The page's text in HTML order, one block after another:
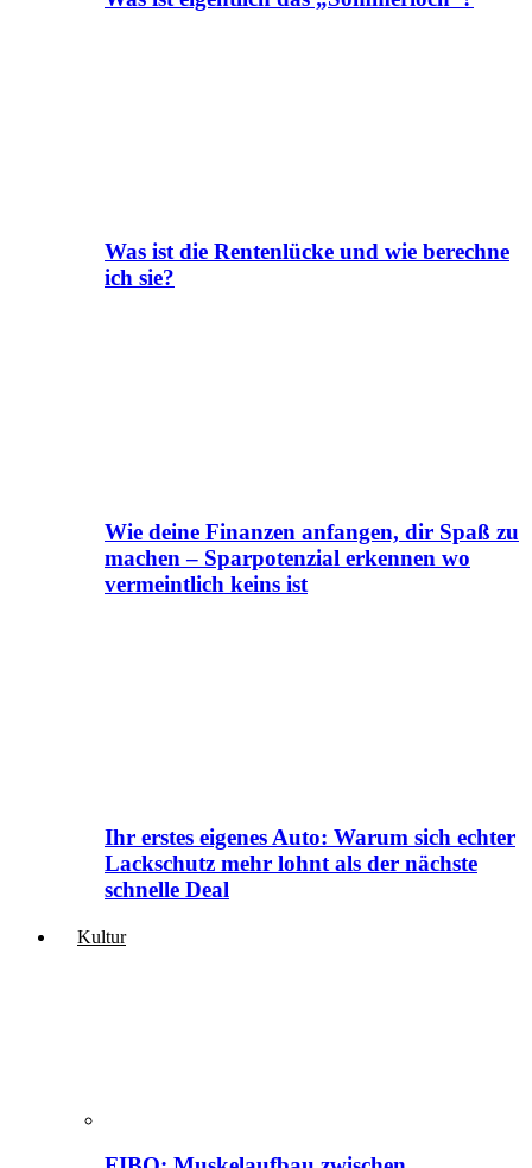
Was ist die Rentenlücke und wie berechne
ich sie?
Wie deine Finanzen anfangen, dir Spaß zu
machen – Sparpotenzial erkennen wo
vermeintlich keins ist
Ihr erstes eigenes Auto: Warum sich echter
Lackschutz mehr lohnt als der nächste
schnelle Deal
Kultur